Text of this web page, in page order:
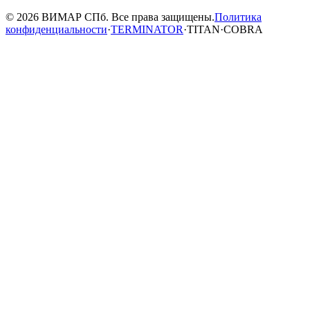
© 2026 ВИМАР СПб. Все права защищены.Политика
конфиденциальности·TERMINATOR·TITAN·COBRA